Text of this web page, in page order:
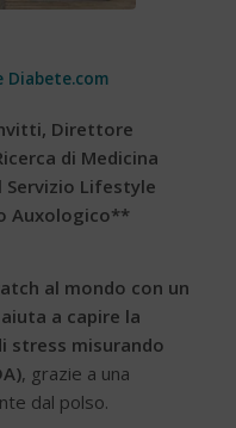
Diabete.com
Direttore
di Medicina
Servizio Lifestyle
Auxologico**
al mondo con un
a capire la
stress misurando
, grazie a una
dal polso.